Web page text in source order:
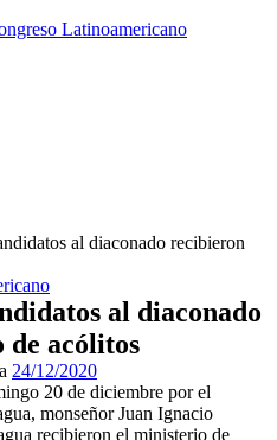
Latinoamericano
al diaconado recibieron
al diaconado
acólitos
24/12/2020
20 de diciembre por el
monseñor Juan Ignacio
recibieron el ministerio de